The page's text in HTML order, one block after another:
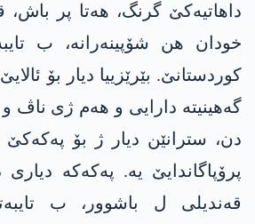
داھاتیەکێ گرنگ، ھەتا پر باش،
خودان ھن شۆپینەرانە، ب
کوردستانێ. بێرێزییا دیار بۆ
گه‌هینیته‌ دارایی و ھەم ژی
دن، سترانێن دیار ژ بۆ
پرۆپاگاندایێ یە. په‌كه‌كه‌ دیاری
قەندیلی ل باشوور، ب